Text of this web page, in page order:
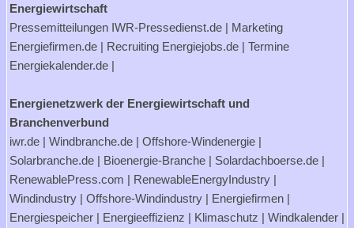
Energiewirtschaft
Pressemitteilungen IWR-Pressedienst.de | Marketing
Energiefirmen.de | Recruiting Energiejobs.de | Termine
Energiekalender.de |
Energienetzwerk der Energiewirtschaft und
Branchenverbund
iwr.de | Windbranche.de | Offshore-Windenergie |
Solarbranche.de | Bioenergie-Branche | Solardachboerse.de |
RenewablePress.com | RenewableEnergyIndustry |
Windindustry | Offshore-Windindustry | Energiefirmen |
Energiespeicher | Energieeffizienz | Klimaschutz | Windkalender |